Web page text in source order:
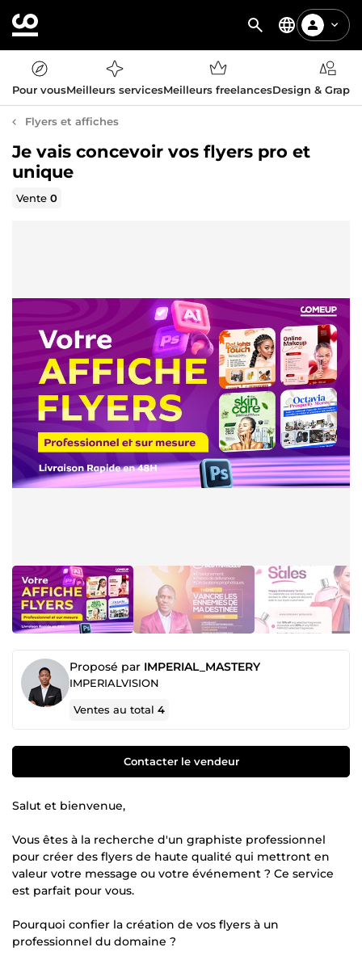
Pour vousMeilleurs servicesMeilleurs freelancesDesign &
Flyers et affiches
Je vais concevoir vos flyers pro et
unique
Vente0
Proposé par IMPERIAL_MASTERY
IMPERIALVISION
Ventes au total4
Contacter le vendeur
Salut et bienvenue,
Vous êtes à la recherche d'un graphiste professionnel
pour créer des flyers de haute qualité qui mettront en
valeur votre message ou votre événement ? Ce service
est parfait pour vous.
Pourquoi confier la création de vos flyers à un
professionnel du domaine ?